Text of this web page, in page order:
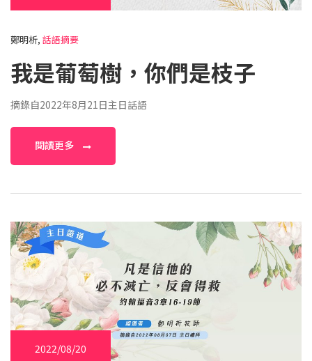
鄭明析, 話語摘要
我是葡萄樹，你們是枝子
摘錄自2022年8月21日主日話語
閱讀更多
2022/08/20